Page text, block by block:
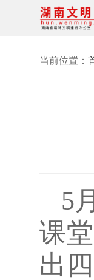
当前位置：
5
课
出